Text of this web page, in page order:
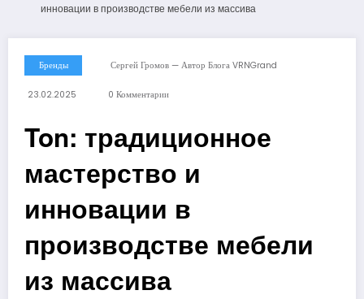
Бренды Сергей Громов — Автор Блога VRNGrand
23.02.2025 0 Комментарии
Ton: традиционное
мастерство и
инновации в
производстве мебели
из массива